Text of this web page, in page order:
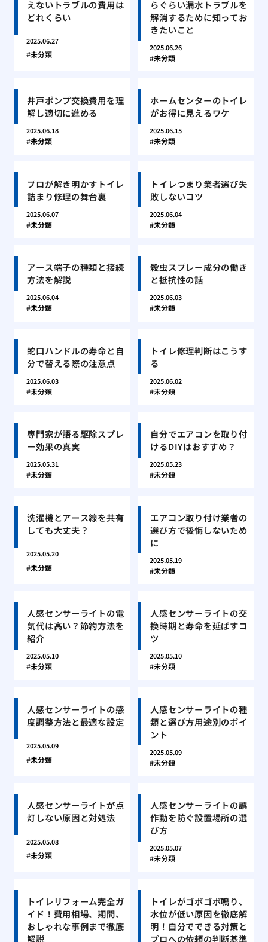
えないトラブルの費用は
どれくらい
2025.06.27
未分類
らぐらい漏水トラブルを
解消するために知ってお
きたいこと
2025.06.26
未分類
井戸ポンプ交換費用を理
解し適切に進める
2025.06.18
未分類
ホームセンターのトイレ
がお得に見えるワケ
2025.06.15
未分類
プロが解き明かすトイレ
詰まり修理の舞台裏
2025.06.07
未分類
トイレつまり業者選び失
敗しないコツ
2025.06.04
未分類
アース端子の種類と接続
方法を解説
2025.06.04
未分類
殺虫スプレー成分の働き
と抵抗性の話
2025.06.03
未分類
蛇口ハンドルの寿命と自
分で替える際の注意点
2025.06.03
未分類
トイレ修理判断はこうす
る
2025.06.02
未分類
専門家が語る駆除スプレ
ー効果の真実
2025.05.31
未分類
自分でエアコンを取り付
けるDIYはおすすめ？
2025.05.23
未分類
洗濯機とアース線を共有
しても大丈夫？
2025.05.20
未分類
エアコン取り付け業者の
選び方で後悔しないため
に
2025.05.19
未分類
人感センサーライトの電
気代は高い？節約方法を
紹介
2025.05.10
未分類
人感センサーライトの交
換時期と寿命を延ばすコ
ツ
2025.05.10
未分類
人感センサーライトの感
度調整方法と最適な設定
2025.05.09
未分類
人感センサーライトの種
類と選び方用途別のポイ
ント
2025.05.09
未分類
人感センサーライトが点
灯しない原因と対処法
2025.05.08
未分類
人感センサーライトの誤
作動を防ぐ設置場所の選
び方
2025.05.07
未分類
トイレリフォーム完全ガ
イド！費用相場、期間、
おしゃれな事例まで徹底
解説
トイレがゴボゴボ鳴り、
水位が低い原因を徹底解
明！自分でできる対策と
プロへの依頼の判断基準